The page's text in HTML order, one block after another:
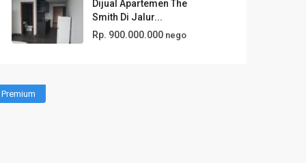
Dijual Apartemen The
Smith Di Jalur...
Rp. 900.000.000 nego
Premium